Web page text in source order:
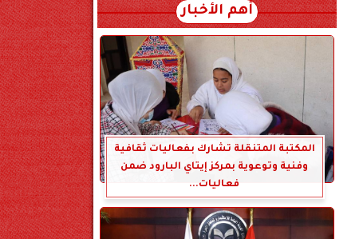
أهم الأخبار
المكتبة المتنقلة تشارك بفعاليات ثقافية
وفنية وتوعوية بمركز إيتاي البارود ضمن
فعاليات...